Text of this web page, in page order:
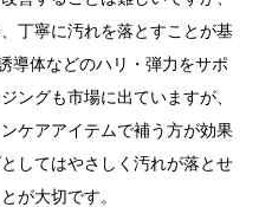
丁寧に汚れを落とすことが基
導体などのハリ・弾力をサポ
ングも市場に出ていますが、
ケアアイテムで補う方が効果
してはやさしく汚れが落とせ
が大切です。